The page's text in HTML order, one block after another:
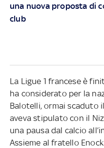
una nuova proposta di
club
La Ligue 1 francese è
ha considerato per la
Balotelli, ormai scaduto
aveva stipulato con il
una pausa dal calcio
Assieme al fratello